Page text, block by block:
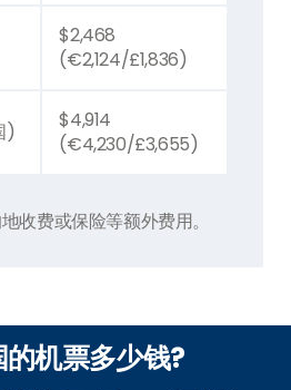
$2,468
(€2,124/£1,836)
)
$4,914
(€4,230/£3,655)
收费或保险等额外费用。
机票多少钱?